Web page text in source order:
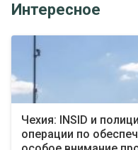
Интересное
Чехия: INSID и
операции по